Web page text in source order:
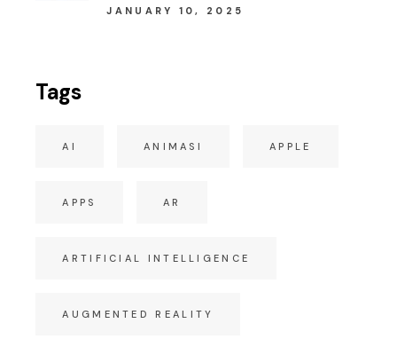
JANUARY 10, 2025
Tags
AI ANIMASI APPLE
APPS AR
ARTIFICIAL INTELLIGENCE
AUGMENTED REALITY